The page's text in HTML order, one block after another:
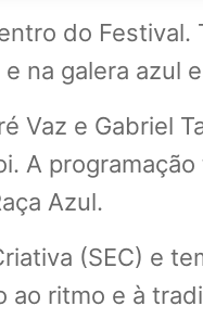
do
na galera azul
e Gabriel
A
Azul.
(SEC) e
ao ritmo e à